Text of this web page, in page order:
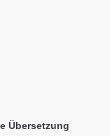
Übersetzung